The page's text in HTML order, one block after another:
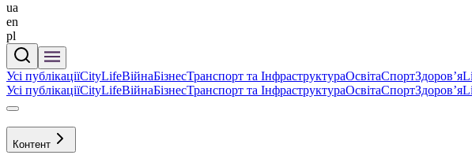
ua
en
pl
Усі публікаціїCityLifeВійнаБізнесТранспорт та ІнфраструктураОсвітаСпортЗдоровʼя
Усі публікаціїCityLifeВійнаБізнесТранспорт та ІнфраструктураОсвітаСпортЗдоровʼя
Контент